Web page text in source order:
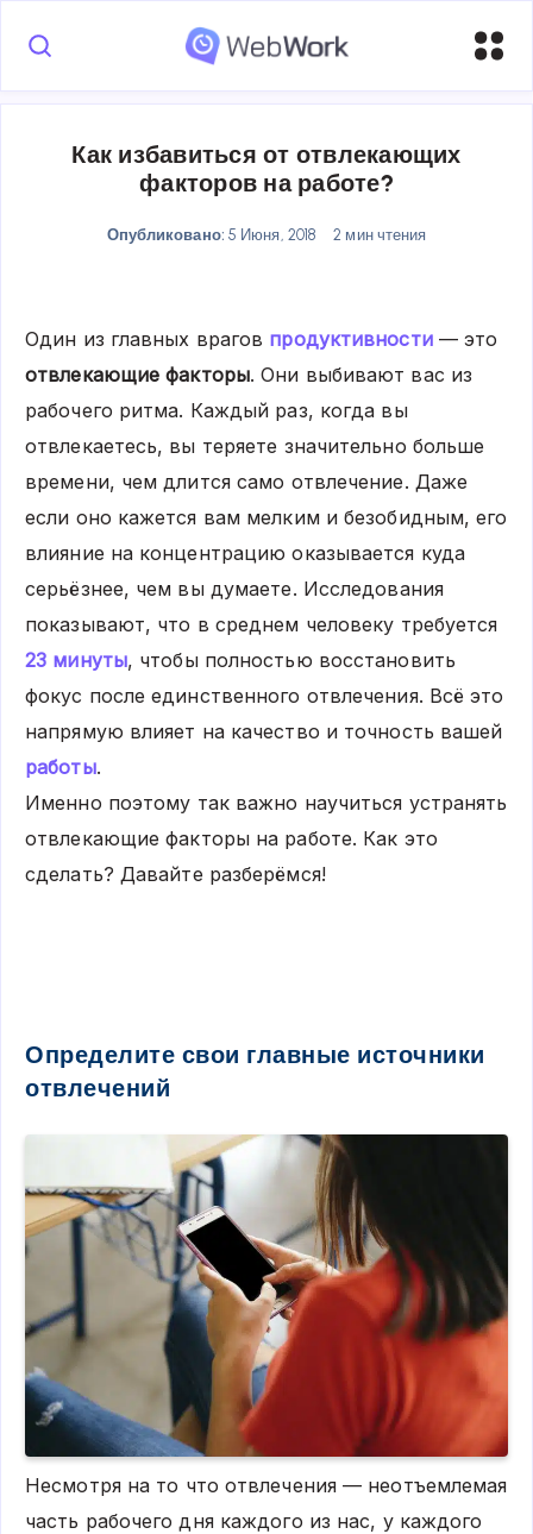
Как избавиться от отвлекающих
факторов на работе?
Опубликовано: 5 Июня, 2018 2 мин чтения
Один из главных врагов продуктивности— это
отвлекающие факторы. Они выбивают вас из
рабочего ритма. Каждый раз, когда вы
отвлекаетесь, вы теряете значительно больше
времени, чем длится само отвлечение. Даже
если оно кажется вам мелким и безобидным, его
влияние на концентрацию оказывается куда
серьёзнее, чем вы думаете. Исследования
показывают, что в среднем человеку требуется
23 минуты, чтобы полностью восстановить
фокус после единственного отвлечения. Всё это
напрямую влияет на качество и точность вашей
работы.
Именно поэтому так важно научиться устранять
отвлекающие факторы на работе. Как это
сделать? Давайте разберёмся!
Определите свои главные источники
отвлечений
Несмотря на то что отвлечения — неотъемлемая
часть рабочего дня каждого из нас, у каждого